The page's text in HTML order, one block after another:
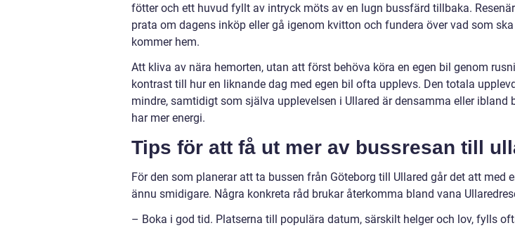
fötter och ett huvud fyllt av intryck möts av en lugn bussfärd tillbaka.
prata om dagens inköp eller gå igenom kvitton och fundera över vad som
kommer hem.
Att kliva av nära hemorten, utan att först behöva köra en egen bil genom
kontrast till hur en liknande dag med egen bil ofta upplevs. Den totala
mindre, samtidigt som själva upplevelsen i Ullared är densamma eller ibland
har mer energi.
Tips för att få ut mer av bussresan till
För den som planerar att ta bussen från Göteborg till Ullared går det att med
ännu smidigare. Några konkreta råd brukar återkomma bland vana
– Boka i god tid. Platserna till populära datum, särskilt helger och lov, fylls